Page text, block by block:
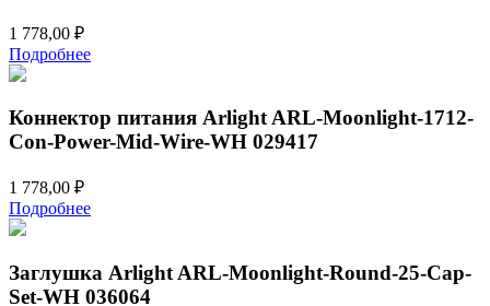
1 778,00 ₽
Подробнее
Коннектор питания Arlight ARL-Moonlight-1712-
Con-Power-Mid-Wire-WH 029417
1 778,00 ₽
Подробнее
Заглушка Arlight ARL-Moonlight-Round-25-Cap-
Set-WH 036064